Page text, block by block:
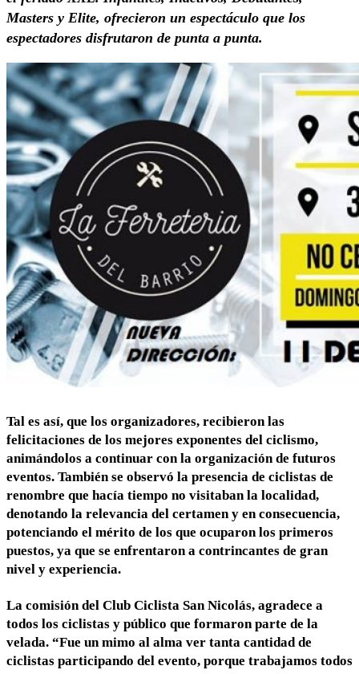
Masters y Elite, ofrecieron un espectáculo que los
espectadores disfrutaron de punta a punta.
Tal es así, que los organizadores, recibieron las
felicitaciones de los mejores exponentes del ciclismo,
animándolos a continuar con la organización de futuros
eventos. También se observó la presencia de ciclistas de
renombre que hacía tiempo no visitaban la localidad,
denotando la relevancia del certamen y en consecuencia,
potenciando el mérito de los que ocuparon los primeros
puestos, ya que se enfrentaron a contrincantes de gran
nivel y experiencia.
La comisión del Club Ciclista San Nicolás, agradece a
todos los ciclistas y público que formaron parte de la
velada. “Fue un mimo al alma ver tanta cantidad de
ciclistas participando del evento, porque trabajamos todos